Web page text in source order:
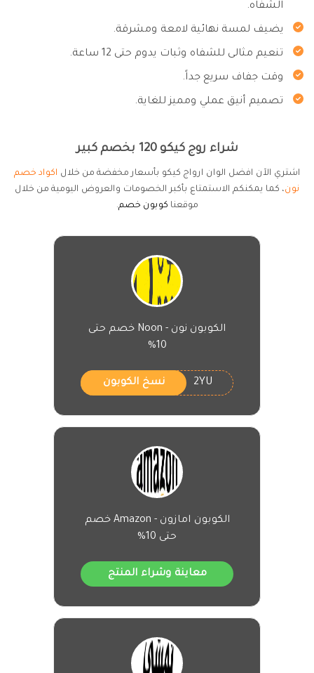
الشفاه.
يضيف لمسة نهائية لامعة ومشرقة.
تنعيم مثالى للشفاه وثبات يدوم حتى 12 ساعة.
وقت جفاف سريع جداً.
تصميم أنيق عملي ومميز للغاية.
شراء روج كيكو 120 بخصم كبير
اشتري الآن افضل الوان ارواج كيكو بأسعار مخفضة من خلال اكواد خصم
نون، كما يمكنكم الاستمتاع بأكبر الخصومات والعروض اليومية من خلال
موقعنا كوبون خصم.
الكوبون نون - Noon خصم حتى
10%
2YU نسخ الكوبون
الكوبون امازون - Amazon خصم
حتى 10%
معاينة وشراء المنتج